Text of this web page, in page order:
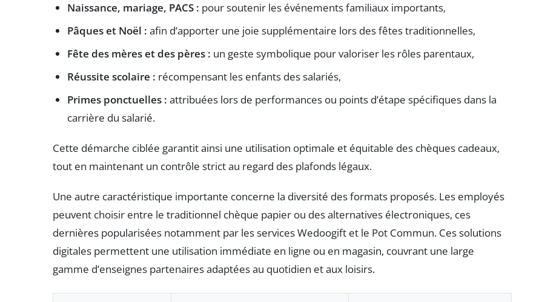
Naissance, mariage, PACS : pour soutenir les événements familiaux importants,
Pâques et Noël : afin d’apporter une joie supplémentaire lors des fêtes traditionnelles,
Fête des mères et des pères : un geste symbolique pour valoriser les rôles parentaux,
Réussite scolaire : récompensant les enfants des salariés,
Primes ponctuelles : attribuées lors de performances ou points d’étape spécifiques dans la
carrière du salarié.
Cette démarche ciblée garantit ainsi une utilisation optimale et équitable des chèques cadeaux,
tout en maintenant un contrôle strict au regard des plafonds légaux.
Une autre caractéristique importante concerne la diversité des formats proposés. Les employés
peuvent choisir entre le traditionnel chèque papier ou des alternatives électroniques, ces
dernières popularisées notamment par les services Wedoogift et le Pot Commun. Ces solutions
digitales permettent une utilisation immédiate en ligne ou en magasin, couvrant une large
gamme d’enseignes partenaires adaptées au quotidien et aux loisirs.